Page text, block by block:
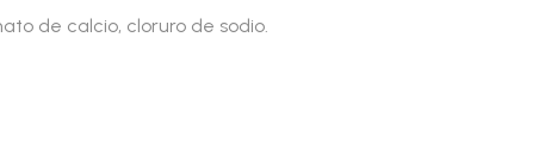
de calcio, cloruro de sodio.